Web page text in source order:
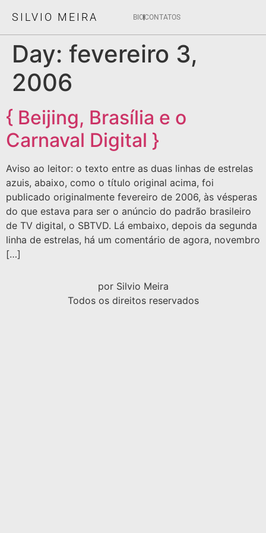
SILVIO MEIRA BIOCONTATOS
Day: fevereiro 3,
2006
{ Beijing, Brasília e o
Carnaval Digital }
Aviso ao leitor: o texto entre as duas linhas de estrelas
azuis, abaixo, como o título original acima, foi
publicado originalmente fevereiro de 2006, às vésperas
do que estava para ser o anúncio do padrão brasileiro
de TV digital, o SBTVD. Lá embaixo, depois da segunda
linha de estrelas, há um comentário de agora, novembro
[…]
por Silvio Meira
Todos os direitos reservados